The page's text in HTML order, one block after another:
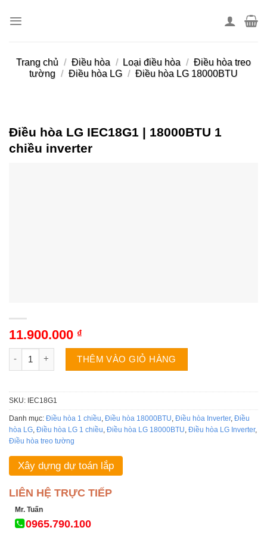
Trang chủ / Điều hòa / Loại điều hòa / Điều hòa treo
tường / Điều hòa LG / Điều hòa LG 18000BTU
Điều hòa LG IEC18G1 | 18000BTU 1
chiều inverter
11.900.000 ₫
Điều hòa LG IEC18G1 | 18000BTU 1 chiều inverter số lượng
THÊM VÀO GIỎ HÀNG
SKU: IEC18G1
Danh mục: Điều hòa 1 chiều Điều hòa 18000BTU Điều hòa Inverter, Điều
hòa LG Điều hòa LG 1 chiều Điều hòa LG 18000BTU Điều hòa LG Inverter,
Điều hòa treo tường
Xây dựng dự toán lắp
LIÊN HỆ TRỰC TIẾP
Mr. Tuấn
0965.790.100